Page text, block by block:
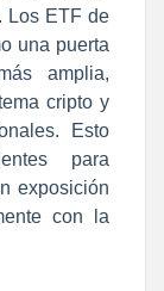
Los ETF de
una puerta
amplia,
cripto y
Esto
para
exposición
con la